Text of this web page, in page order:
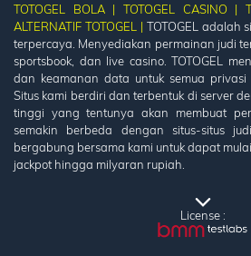
TOTOGEL BOLA |
TOTOGEL CASINO |
ALTERNATIF TOTOGEL | TOTOGEL adalah
terpercaya. Menyediakan permainan judi
sportsbook, dan live casino. TOTOGEL
dan keamanan data untuk semua privasi
Situs kami berdiri dan terbentuk di server
tinggi yang tentunya akan membuat
semakin berbeda dengan situs-situs
bergabung bersama kami untuk dapat
jackpot hingga milyaran rupiah.
License :